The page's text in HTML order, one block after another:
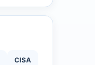
CISA